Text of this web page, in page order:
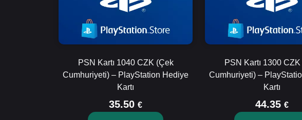
PSN Kartı 1040 CZK (Çek
Cumhuriyeti) – PlayStation Hediye
Kartı
35.50 €
PSN Kartı 1300
Cumhuriyeti) –
Kartı
44.35 €